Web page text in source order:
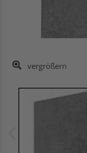
vergrößern